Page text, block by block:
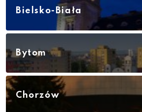
Bielsko-Biała
Bytom
Chorzów